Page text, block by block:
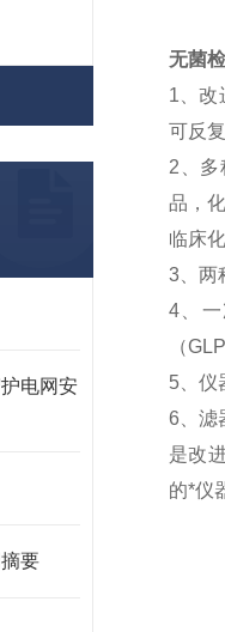
电网安
要
无菌
1、改
可反
2、多
品，
临床
3、两
4、
（
5、仪
6、滤
是改
的*仪